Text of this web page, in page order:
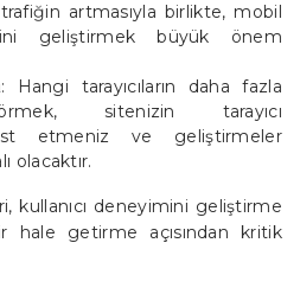
artmasıyla birlikte, mobil
geliştirmek büyük önem
: Hangi tarayıcıların daha fazla
sitenizin tarayıcı
etmeniz ve geliştirmeler
olacaktır.
kullanıcı deneyimini geliştirme
hale getirme açısından kritik